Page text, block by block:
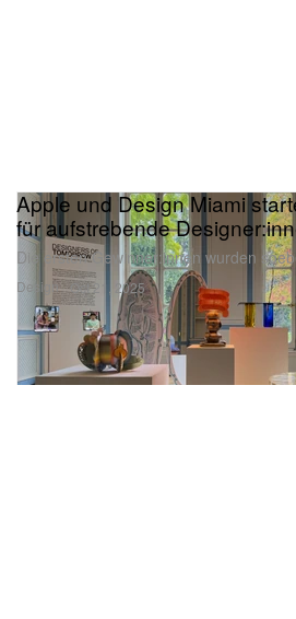
Design
Apple und Design Miami
für aufstrebende
Die ersten Gewinner:innen wurden
Oct 21, 2025